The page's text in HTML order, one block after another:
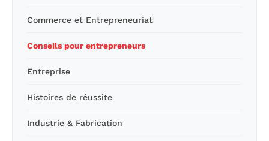
Commerce et Entrepreneuriat
Conseils pour entrepreneurs
Entreprise
Histoires de réussite
Industrie & Fabrication